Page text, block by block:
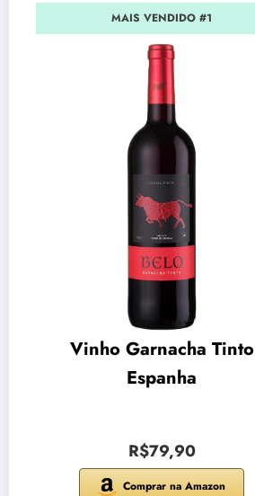
MAIS VENDIDO #1
Vinho Garnacha Tinto
Espanha
R$79,90
Comprar na Amazon